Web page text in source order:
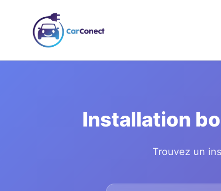
Installation
Trouvez un